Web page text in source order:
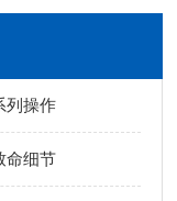
列操作
命细节